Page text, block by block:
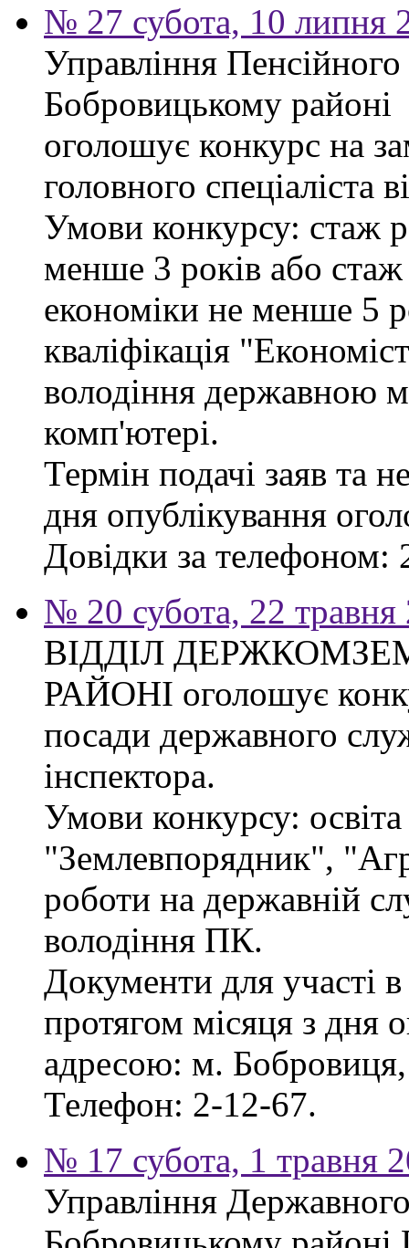
№ 27 субота, 10 липня
Управління
Бобровицькому районі
оголошує конкурс на
головного спеціаліста
Умови конкурсу: стаж
менше 3 років або
економіки не менше 5
кваліфікація
володіння державною
комп'ютері.
Термін подачі заяв та
дня опублікування
Довідки за телефоном:
№ 20 субота, 22 травня
ВІДДІЛ
РАЙОНІ оголошує
посади державного
інспектора.
Умови конкурсу:
"Землевпорядник",
роботи на державній
володіння ПК.
Документи для участі
протягом місяця з дня
адресою: м.
Телефон: 2-12-67.
№ 17 субота, 1 травня
Управління